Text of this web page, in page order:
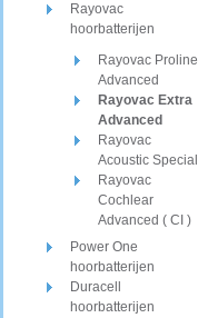
Rayovac
hoorbatterijen
Rayovac Proline
Advanced
Rayovac Extra
Advanced
Rayovac
Acoustic Special
Rayovac
Cochlear
Advanced ( CI )
Power One
hoorbatterijen
Duracell
hoorbatterijen